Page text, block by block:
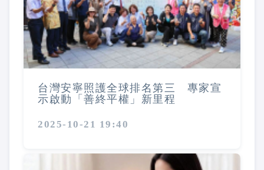
台灣安寧照護全球排名第三 專家宣
示啟動「善終平權」新里程
2025-10-21 19:40